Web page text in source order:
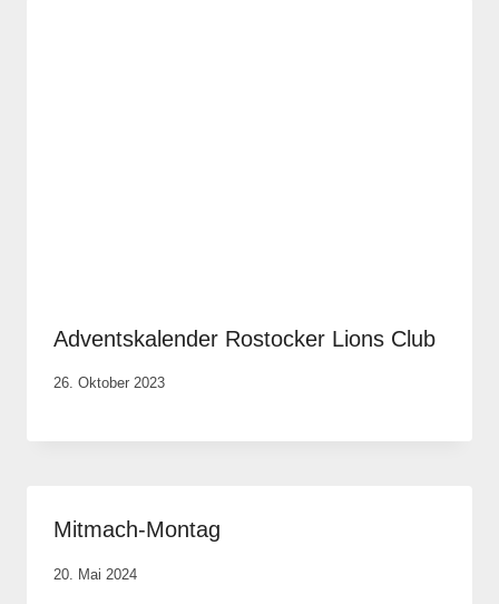
Adventskalender Rostocker Lions Club
Von
Krause
26. Oktober 2023
Mitmach-Montag
Von
20. Mai 2024